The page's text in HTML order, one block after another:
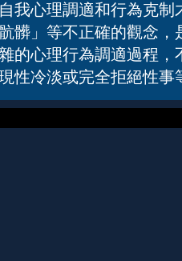
我心理調適和行為克
骯髒」等不正確的觀念
的心理行為調適過程
性冷淡或完全拒絕性事